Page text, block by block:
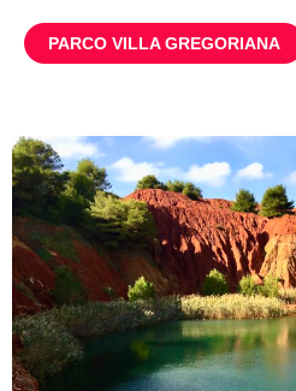
PARCO VILLA GREGORIANA